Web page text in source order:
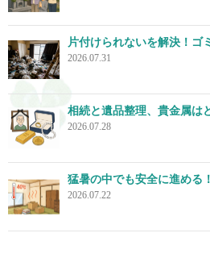
片付けられないを解決！ゴ
2026.07.31
相続と遺品整理、貴金属は
2026.07.28
猛暑の中でも安全に進める
2026.07.22